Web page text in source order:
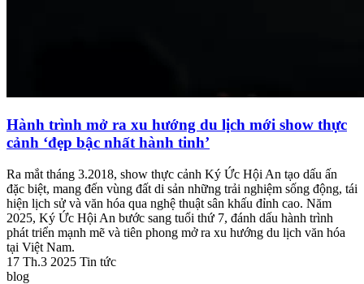
Hành trình mở ra xu hướng du lịch mới show thực
cảnh ‘đẹp bậc nhất hành tinh’
Ra mắt tháng 3.2018, show thực cảnh Ký Ức Hội An tạo dấu ấn
đặc biệt, mang đến vùng đất di sản những trải nghiệm sống động, tái
hiện lịch sử và văn hóa qua nghệ thuật sân khấu đỉnh cao. Năm
2025, Ký Ức Hội An bước sang tuổi thứ 7, đánh dấu hành trình
phát triển mạnh mẽ và tiên phong mở ra xu hướng du lịch văn hóa
tại Việt Nam.
17 Th.3 2025 Tin tức
blog